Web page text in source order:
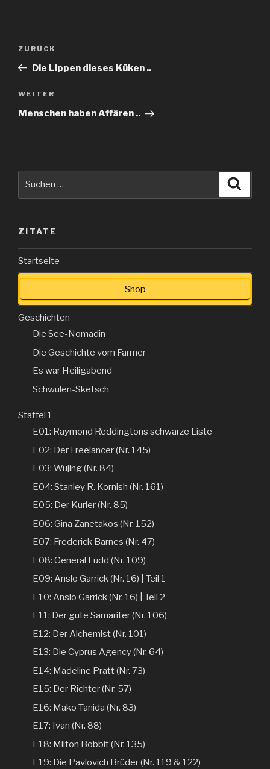
Beitragsnavigation
Vorheriger
Beitrag
ZURÜCK
Die Lippen dieses Küken ..
Nächster
Beitrag
WEITER
Menschen haben Affären ..
ZITATE
Startseite
Shop
Geschichten
Die See-Nomadin
Die Geschichte vom Farmer
Es war Heiligabend
Schwulen-Sketsch
Staffel 1
E01: Raymond Reddingtons schwarze Liste
E02: Der Freelancer (Nr. 145)
E03: Wujing (Nr. 84)
E04: Stanley R. Kornish (Nr. 161)
E05: Der Kurier (Nr. 85)
E06: Gina Zanetakos (Nr. 152)
E07: Frederick Barnes (Nr. 47)
E08: General Ludd (Nr. 109)
E09: Anslo Garrick (Nr. 16) | Teil 1
E10: Anslo Garrick (Nr. 16) | Teil 2
E11: Der gute Samariter (Nr. 106)
E12: Der Alchemist (Nr. 101)
E13: Die Cyprus Agency (Nr. 64)
E14: Madeline Pratt (Nr. 73)
E15: Der Richter (Nr. 57)
E16: Mako Tanida (Nr. 83)
E17: Ivan (Nr. 88)
E18: Milton Bobbit (Nr. 135)
E19: Die Pavlovich Brüder (Nr. 119 & 122)